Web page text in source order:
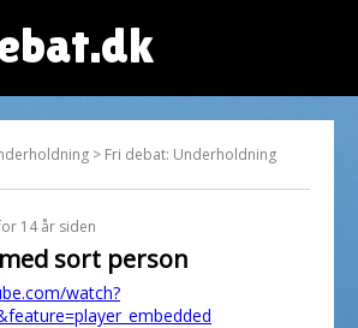
> Fri debat: Underholdning
14 år siden
sort person
watch?